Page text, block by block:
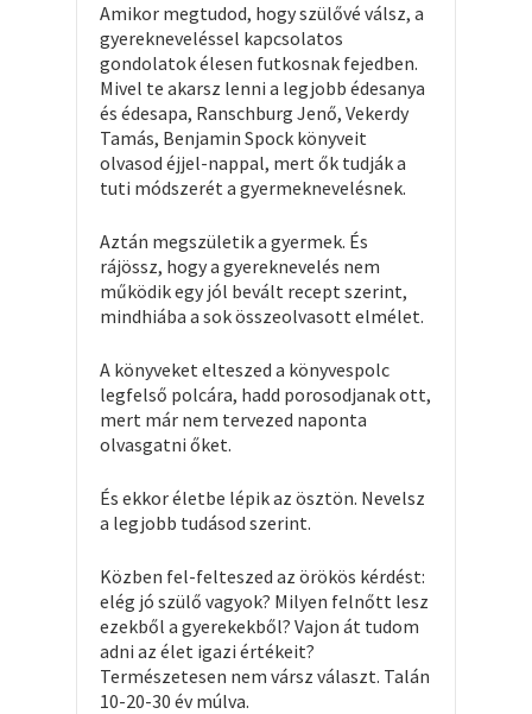
Amikor megtudod, hogy szülővé válsz, a
gyerekneveléssel kapcsolatos
gondolatok élesen futkosnak fejedben.
Mivel te akarsz lenni a legjobb édesanya
és édesapa, Ranschburg Jenő, Vekerdy
Tamás, Benjamin Spock könyveit
olvasod éjjel-nappal, mert ők tudják a
tuti módszerét a gyermeknevelésnek.
Aztán megszületik a gyermek. És
rájössz, hogy a gyereknevelés nem
működik egy jól bevált recept szerint,
mindhiába a sok összeolvasott elmélet.
A könyveket elteszed a könyvespolc
legfelső polcára, hadd porosodjanak ott,
mert már nem tervezed naponta
olvasgatni őket.
És ekkor életbe lépik az ösztön. Nevelsz
a legjobb tudásod szerint.
Közben fel-felteszed az örökös kérdést:
elég jó szülő vagyok? Milyen felnőtt lesz
ezekből a gyerekekből? Vajon át tudom
adni az élet igazi értékeit?
Természetesen nem vársz választ. Talán
10-20-30 év múlva.